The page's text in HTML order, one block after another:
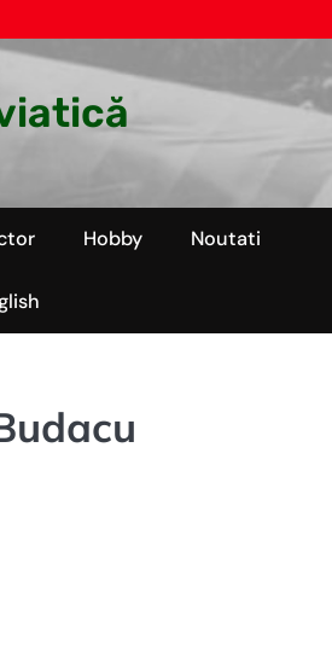
Hobby Noutati